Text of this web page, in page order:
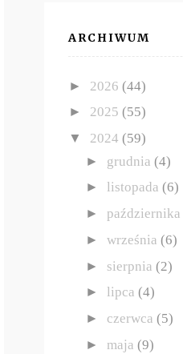
ARCHIWUM
► 2026(44)
► 2025(55)
▼ 2024(59)
► grudnia (4)
► listopada (6)
► października
► września (6)
► sierpnia (2)
► lipca (4)
► czerwca (5)
► maja (9)